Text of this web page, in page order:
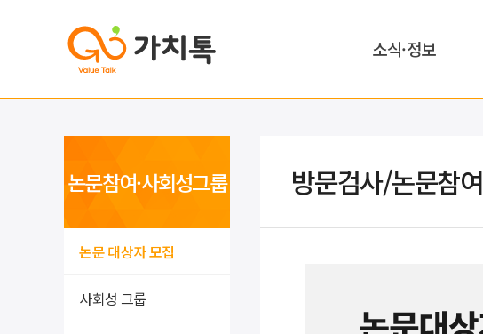
소식·정보
논문참여·사회성그룹
논문 대상자 모집
사회성 그룹
방문검사/논문참여